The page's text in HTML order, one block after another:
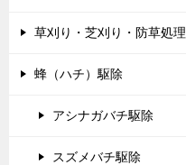
草刈り・芝刈り・防草処理
蜂（ハチ）駆除
アシナガバチ駆除
スズメバチ駆除